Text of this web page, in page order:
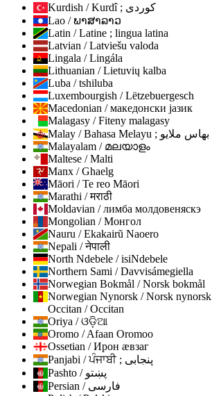
Kurdish / Kurdî ; كوردی
Lao / ພາສາລາວ
Latin / Latine ; lingua latina
Latvian / Latviešu valoda
Lingala / Lingála
Lithuanian / Lietuvių kalba
Luba / tshiluba
Luxembourgish / Lëtzebuergesch
Macedonian / македонски јазик
Malagasy / Fiteny malagasy
Malay / Bahasa Melayu ; بهاس ملايو
Malayalam / മലയാളം
Maltese / Malti
Manx / Ghaelg
Māori / Te reo Māori
Marathi / मराठी
Moldavian / лимба молдовеняскэ
Mongolian / Монгол
Nauru / Ekakairũ Naoero
Nepali / नेपाली
North Ndebele / isiNdebele
Northern Sami / Davvisámegiella
Norwegian Bokmål / Norsk bokmål
Norwegian Nynorsk / Norsk nynorsk
Occitan / Occitan
Oriya / ଓଡ଼ିଆ
Oromo / Afaan Oromoo
Ossetian / Ирон ӕвзаг
Panjabi / ਪੰਜਾਬੀ ; پنجابی
Pashto / پښتو
Persian / فارسی